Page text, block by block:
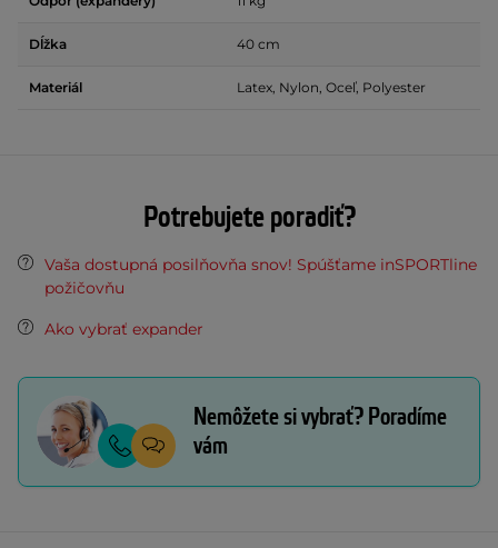
Dĺžka 40 cm
Materiál Latex, Nylon, Oceľ, Polyester
Potrebujete poradiť?
Vaša dostupná posilňovňa snov! Spúšťame inSPORTline
požičovňu
Ako vybrať expander
Nemôžete si vybrať? Poradíme
vám